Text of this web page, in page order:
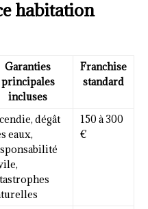
habitation
Garanties
principales
incluses
Franchise
standard
dégât
eaux,
150 à 300
€